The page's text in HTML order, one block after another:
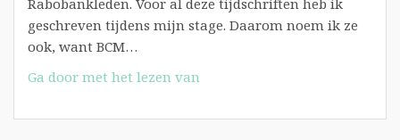
geschreven tijdens mijn stage. Daarom noem ik ze
ook, want BCM…
Ga door met het lezen van
Dromen